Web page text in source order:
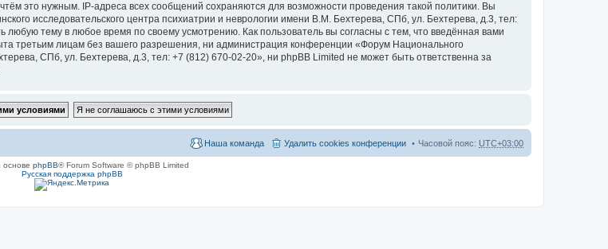
это нужным. IP-адреса всех сообщений сохраняются для возможности проведения такой политики. Вы
исследовательского центра психиатрии и неврологии имени В.М. Бехтерева, СПб, ул. Бехтерева, д.3, тел:
тему в любое время по своему усмотрению. Как пользователь вы согласны с тем, что введённая вами
третьим лицам без вашего разрешения, ни администрация конференции «Форум Национального
СПб, ул. Бехтерева, д.3, тел: +7 (812) 670-02-20», ни phpBB Limited не может быть ответственна за
Часовой пояс: UTC+03:00
Удалить cookies конференции
Наша команда
основе phpBB® Forum Software © phpBB Limited
Русская поддержка phpBB